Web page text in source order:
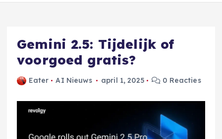
Gemini 2.5: Tijdelijk of
voorgoed gratis?
Eater AI Nieuws april 1, 2025 0 Reacties